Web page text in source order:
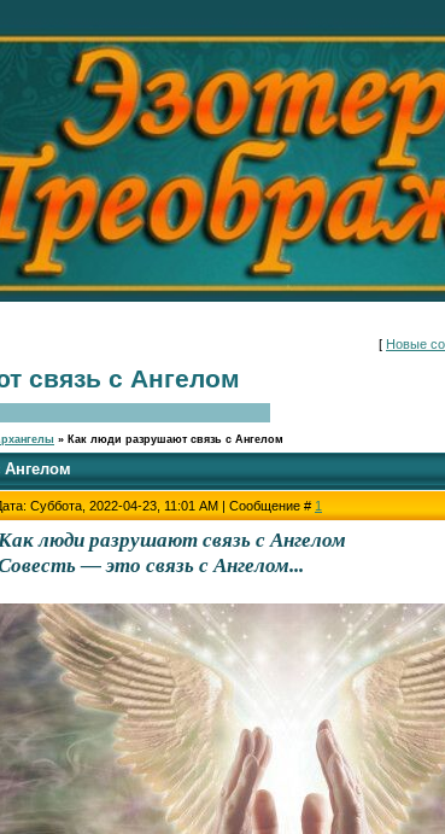
[ Новые
связь с Ангелом
» Как люди разрушают связь с Ангелом
Ангелом
Суббота, 2022-04-23, 11:01 AM | Сообщение # 1
люди разрушают связь с Ангелом
— это связь с Ангелом...